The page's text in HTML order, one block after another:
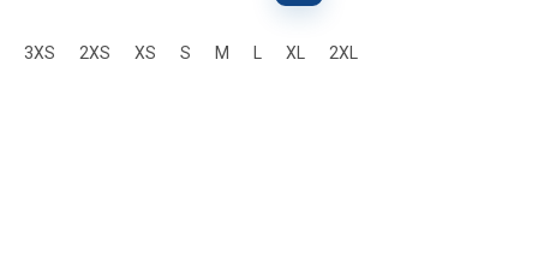
3XS 2XS XS S M XL 2XL